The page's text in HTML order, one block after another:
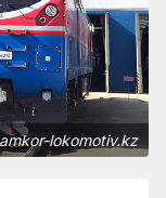
lokomotiv.kz